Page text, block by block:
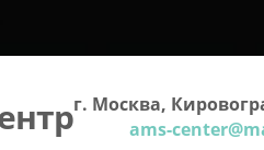
г. Москва,
ams-